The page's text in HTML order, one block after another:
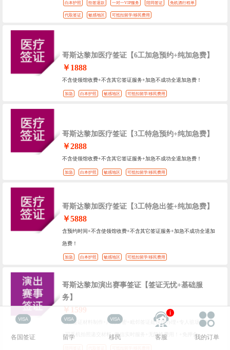
白本护照 拒签退款 一对一VIP服务 陪同签证 免机酒行程单
代取签证 敏感地区 可抵扣留学/移民费用
哥斯达黎加医疗签证【6工加急预约+纯加急费】
￥1888
不含使领馆收费+不含其它签证服务+加急不成功全退加急费！
加急 白本护照 敏感地区 可抵扣留学/移民费用
哥斯达黎加医疗签证【3工特急预约+纯加急费】
￥2888
不含使领馆收费+不含其它签证服务+加急不成功全退加急费！
加急 白本护照 敏感地区 可抵扣留学/移民费用
哥斯达黎加医疗签证【3工特急出签+纯加急费】
￥5888
含预约时间+不含使领馆收费+不含其它签证服务+加急不成功全退加
急费！
加急 白本护照 敏感地区 可抵扣留学/移民费用
哥斯达黎加演出赛事签证【签证无忧+基础服
务】
￥1599
全套签证材料制作+严格保密+毗邻签证处快捷办理+专人驻场陪签
+可手机拍照递交材料+微信实时服务+无隐性费用！+免押金
各国签证 留学 移民
i
客服 我的订单